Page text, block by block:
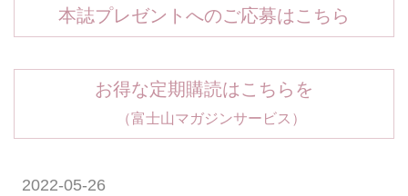
本誌プレゼントへのご応募はこちら
お得な定期購読はこちらを
（富士山マガジンサービス）
2022-05-26